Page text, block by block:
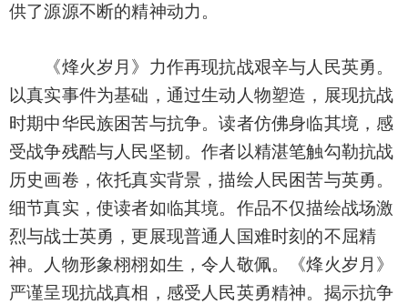
供了源源不断的精神动力。
《烽火岁月》力作再现抗战艰辛与人民英勇。
以真实事件为基础，通过生动人物塑造，展现抗战
时期中华民族困苦与抗争。读者仿佛身临其境，感
受战争残酷与人民坚韧。作者以精湛笔触勾勒抗战
历史画卷，依托真实背景，描绘人民困苦与英勇。
细节真实，使读者如临其境。作品不仅描绘战场激
烈与战士英勇，更展现普通人国难时刻的不屈精
神。人物形象栩栩如生，令人敬佩。《烽火岁月》
严谨呈现抗战真相，感受人民英勇精神。揭示抗争